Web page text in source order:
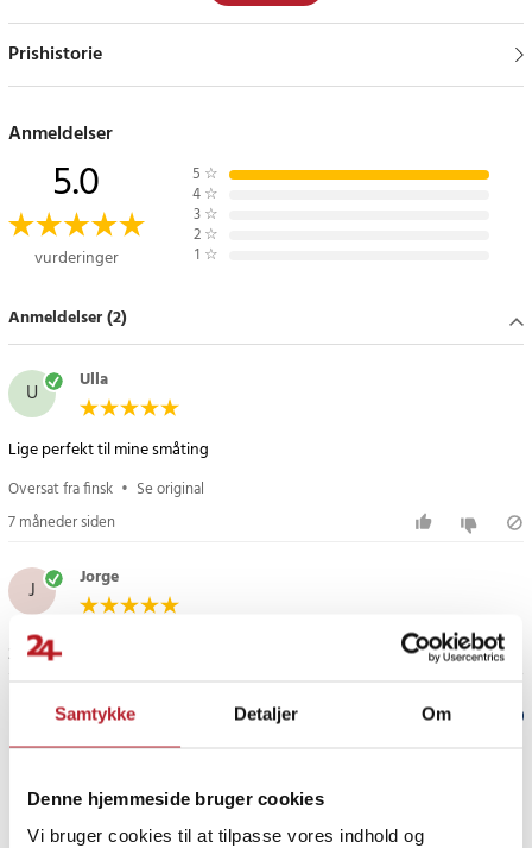
Samtykke Detaljer Om
Denne hjemmeside bruger cookies
Vi bruger cookies til at tilpasse vores indhold og
Konstruktionen i rustfrit stål er både holdbar og modstandsdygtig
over for fugt, hvilket gør stativet ideelt til brug under vasken eller
køkkenindretning.
Praktisk og pladsbesparende løsning til hverdagskøkkenet
Dette opbevaringsstativ forenkler din køkkenhverdag ved at give
hurtig adgang til og organisering af alle dine køkkenfavoritter.
Specifikationer
- Materiale: rustfrit stål
- Mål: 36,5 × 27 × 26,5 cm
- Design i to etager med beskyttende kanter
- Velegnet til køkken, rengøringsskab eller spisekammer
Article number 122536
Prishistorie
Anmeldelser
5.0
vurderinger
5 ☆
4 ☆
3 ☆
2 ☆
1 ☆
Anmeldelser (2)
U Ulla
Lige perfekt til mine småting
Oversat fra finsk • Se original
7 måneder siden
J Jorge
3 måneder siden
Verified by Trustvoice